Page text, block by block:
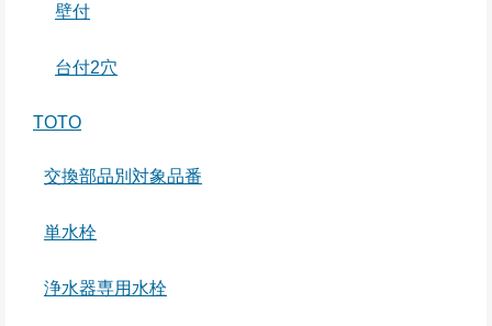
壁付
台付2穴
TOTO
交換部品別対象品番
単水栓
浄水器専用水栓